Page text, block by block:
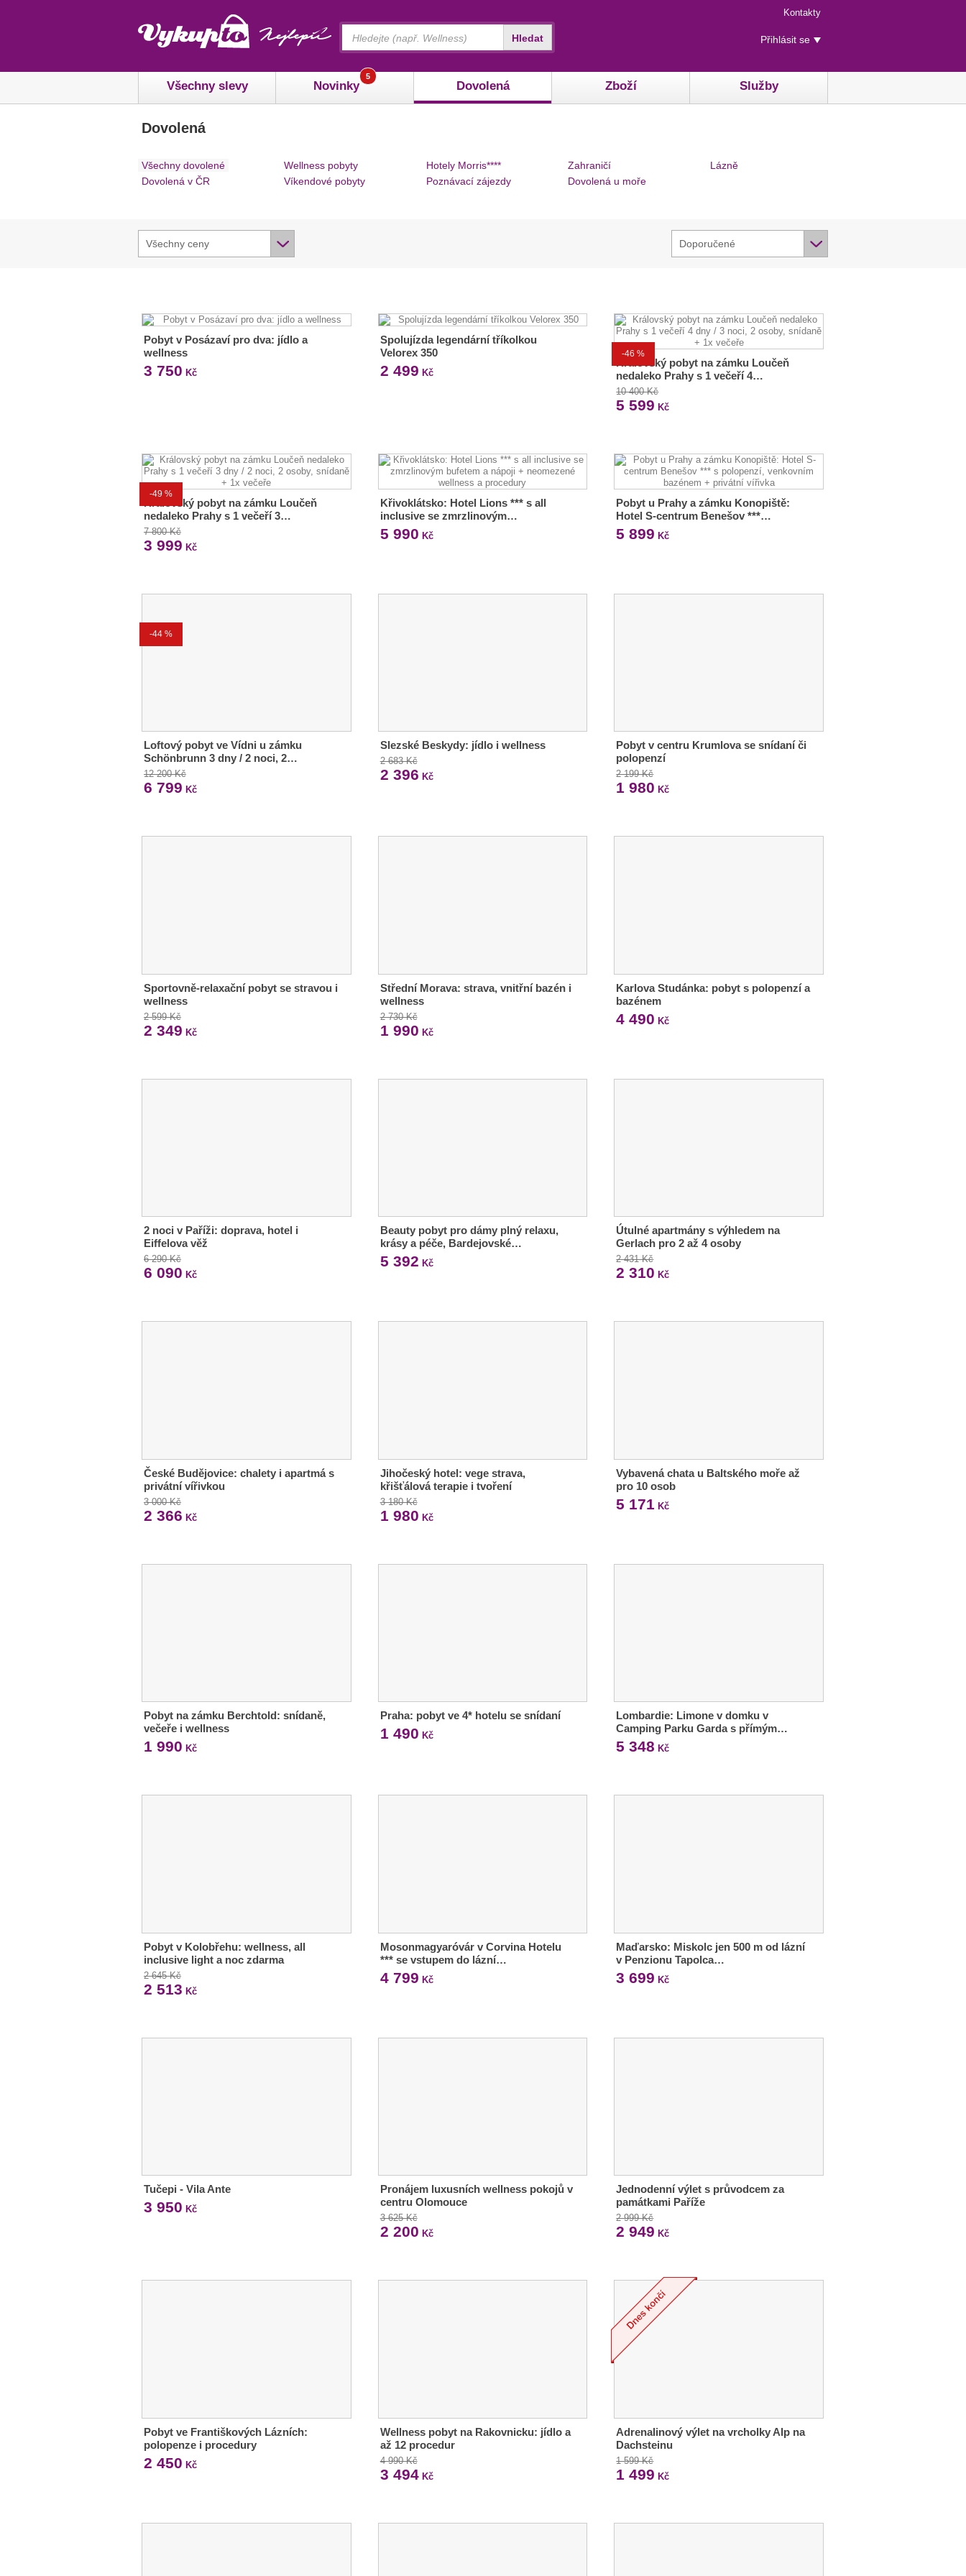
Menu
rychlého
přístupu
Kontakty
Uživatelské
menu
Přihlásit se
Všechny slevy Novinky
5
Dovolená Zboží Služby
Hledat
Dovolená
Všechny dovolené
Dovolená v ČR
Wellness pobyty
Víkendové pobyty
Hotely Morris****
Poznávací zájezdy
Zahraničí
Dovolená u moře
Lázně
Všechny ceny Doporučené
Pobyt v Posázaví pro dva: jídlo a
wellness
3 750 Kč
Spolujízda legendární tříkolkou
Velorex 350
2 499 Kč
-46 %
Královský pobyt na zámku Loučeň
nedaleko Prahy s 1 večeří 4…
10 400 Kč
5 599 Kč
-49 %
Královský pobyt na zámku Loučeň
nedaleko Prahy s 1 večeří 3…
7 800 Kč
3 999 Kč
Křivoklátsko: Hotel Lions *** s all
inclusive se zmrzlinovým…
5 990 Kč
Pobyt u Prahy a zámku Konopiště:
Hotel S-centrum Benešov ***…
5 899 Kč
-44 %
Loftový pobyt ve Vídni u zámku
Schönbrunn 3 dny / 2 noci, 2…
12 200 Kč
6 799 Kč
Slezské Beskydy: jídlo i wellness
2 683 Kč
2 396 Kč
Pobyt v centru Krumlova se snídaní či
polopenzí
2 199 Kč
1 980 Kč
Sportovně-relaxační pobyt se stravou i
wellness
2 599 Kč
2 349 Kč
Střední Morava: strava, vnitřní bazén i
wellness
2 730 Kč
1 990 Kč
Karlova Studánka: pobyt s polopenzí a
bazénem
4 490 Kč
2 noci v Paříži: doprava, hotel i
Eiffelova věž
6 290 Kč
6 090 Kč
Beauty pobyt pro dámy plný relaxu,
krásy a péče, Bardejovské…
5 392 Kč
Útulné apartmány s výhledem na
Gerlach pro 2 až 4 osoby
2 431 Kč
2 310 Kč
České Budějovice: chalety i apartmá s
privátní vířivkou
3 000 Kč
2 366 Kč
Jihočeský hotel: vege strava,
křišťálová terapie i tvoření
3 180 Kč
1 980 Kč
Vybavená chata u Baltského moře až
pro 10 osob
5 171 Kč
Pobyt na zámku Berchtold: snídaně,
večeře i wellness
1 990 Kč
Praha: pobyt ve 4* hotelu se snídaní
1 490 Kč
Lombardie: Limone v domku v
Camping Parku Garda s přímým…
5 348 Kč
Pobyt v Kolobřehu: wellness, all
inclusive light a noc zdarma
2 645 Kč
2 513 Kč
Mosonmagyaróvár v Corvina Hotelu
*** se vstupem do lázní…
4 799 Kč
Maďarsko: Miskolc jen 500 m od lázní
v Penzionu Tapolca…
3 699 Kč
Tučepi - Vila Ante
3 950 Kč
Pronájem luxusních wellness pokojů v
centru Olomouce
3 625 Kč
2 200 Kč
Jednodenní výlet s průvodcem za
památkami Paříže
2 999 Kč
2 949 Kč
Pobyt ve Františkových Lázních:
polopenze i procedury
2 450 Kč
Wellness pobyt na Rakovnicku: jídlo a
až 12 procedur
4 990 Kč
3 494Kč
Adrenalinový výlet na vrcholky Alp na
Dachsteinu
1 599 Kč
1 499 Kč